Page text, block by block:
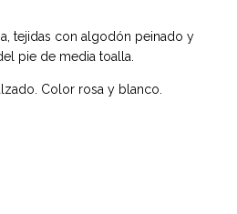
tejidas con algodón peinado y
pie de media toalla.
Color rosa y blanco.